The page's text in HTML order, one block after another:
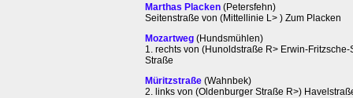
Marthas Placken (Petersfehn)
Seitenstraße von (Mittellinie L> ) Zum Placken
Mozartweg (Hundsmühlen)
1. rechts von (Hunoldstraße R> Erwin-
Straße
Müritzstraße (Wahnbek)
2. links von (Oldenburger Straße R>)